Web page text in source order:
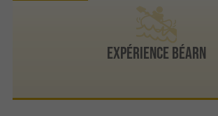
Expérience Béarn